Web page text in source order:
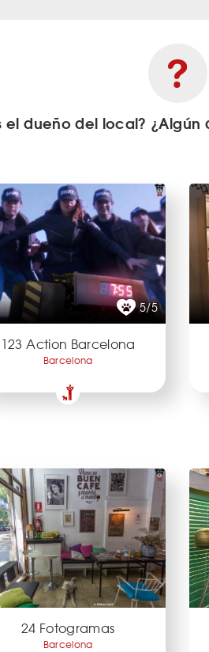
el dueño del local? ¿Algún
5/5
123 Action Barcelona
Barcelona
24 Fotogramas
Barcelona